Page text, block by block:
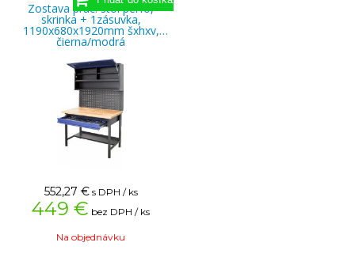
Zostava prac. stôl perfo,
skrinka + 1zásuvka,
1190x680x1920mm šxhxv,
čierna/modrá
552,27 € s DPH / ks
449 € bez DPH / ks
Na objednávku